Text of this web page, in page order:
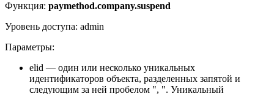
Функция: paymethod.company.suspend
Уровень доступа: admin
Параметры:
elid — один или несколько уникальных
идентификаторов объекта, разделенных запятой и
следующим за ней пробелом ", ". Уникальный